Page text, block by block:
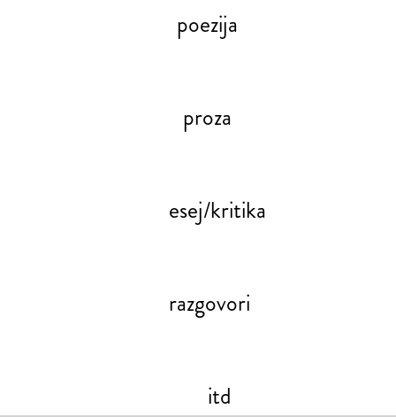
poezija
proza
esej/kritika
razgovori
itd